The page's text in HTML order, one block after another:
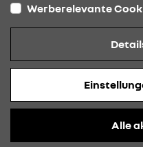
Barrierefreiheit
Impressum
Werberelevante
Alle